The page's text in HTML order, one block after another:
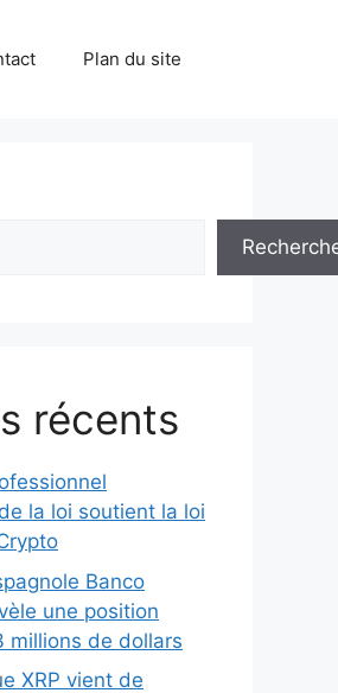
Plan du site
récents
la loi soutient la loi
Banco
une position
millions de dollars
XRP vient de